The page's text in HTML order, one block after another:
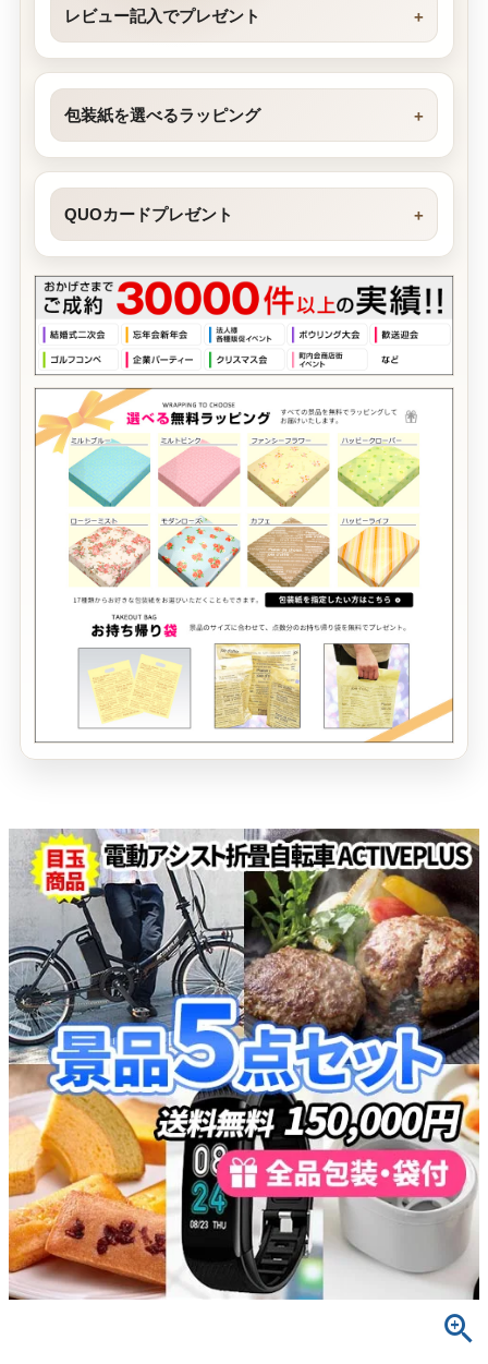
レビュー記入でプレゼント
包装紙を選べるラッピング
QUOカードプレゼント